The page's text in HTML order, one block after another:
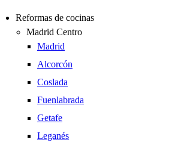
Reformas de cocinas
Madrid Centro
Madrid
Alcorcón
Coslada
Fuenlabrada
Getafe
Leganés